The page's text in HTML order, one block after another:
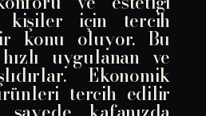
kişiler için tercih
konu oluyor. Bu
uygulanan ve
Ekonomik
tercih edilir